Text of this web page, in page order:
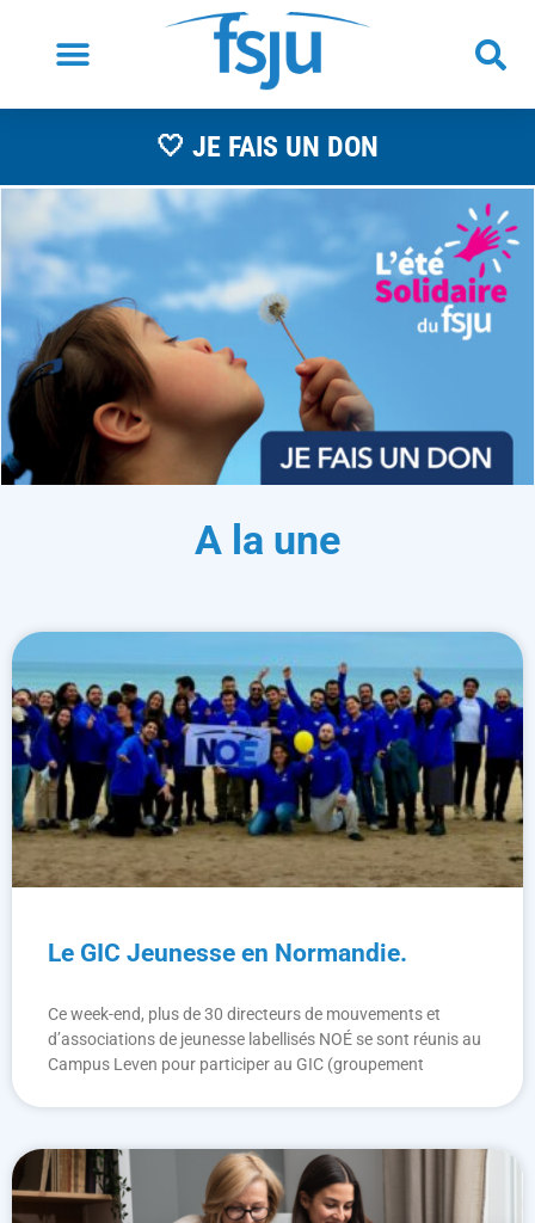
🤍 JE FAIS UN DON
A la une
Le GIC Jeunesse en Normandie.
Ce week-end, plus de 30 directeurs de mouvements et
d’associations de jeunesse labellisés NOÉ se sont réunis au
Campus Leven pour participer au GIC (groupement